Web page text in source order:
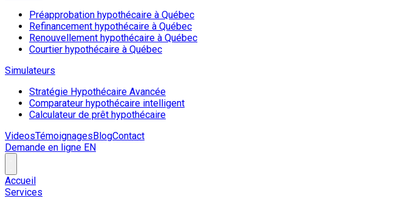
Préapprobation hypothécaire à Québec
Refinancement hypothécaire à Québec
Renouvellement hypothécaire à Québec
Courtier hypothécaire à Québec
Simulateurs
Stratégie Hypothécaire Avancée
Comparateur hypothécaire intelligent
Calculateur de prêt hypothécaire
VideosTémoignagesBlogContact
Demande en ligne EN
Accueil
Services